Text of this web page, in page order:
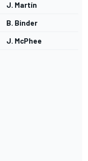
J. Martín
B. Binder
J. McPhee